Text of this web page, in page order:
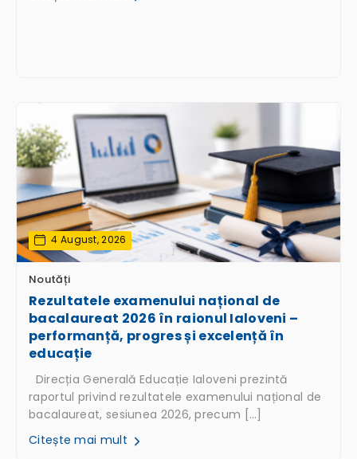
4 August, 2026
Noutăți
Rezultatele examenului național de
bacalaureat 2026 în raionul Ialoveni –
performanță, progres și excelență în
educație
Direcția Generală Educație Ialoveni prezintă
raportul privind rezultatele examenului național de
bacalaureat, sesiunea 2026, precum […]
Citește mai mult